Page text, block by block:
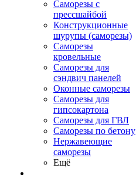
Саморезы с
прессшайбой
Конструкционные
шурупы (саморезы)
Саморезы
кровельные
Саморезы для
сэндвич панелей
Оконные саморезы
Саморезы для
гипсокартона
Саморезы для ГВЛ
Саморезы по бетону
Нержавеющие
саморезы
Ещё